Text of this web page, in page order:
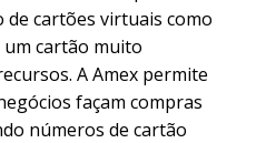
de cartões virtuais como
um cartão muito
A Amex permite
façam compras
números de cartão